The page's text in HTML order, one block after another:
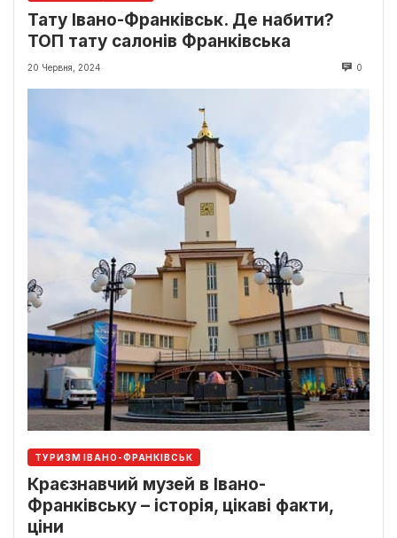
Тату Івано-Франківськ. Де набити?
ТОП тату салонів Франківська
20 Червня, 2024 0
ТУРИЗМ ІВАНО-ФРАНКІВСЬК
Краєзнавчий музей в Івано-
Франківську – історія, цікаві факти,
ціни